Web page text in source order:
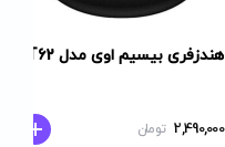
هندزفری بیسیم اوی مدل T62
2,490,000 تومان